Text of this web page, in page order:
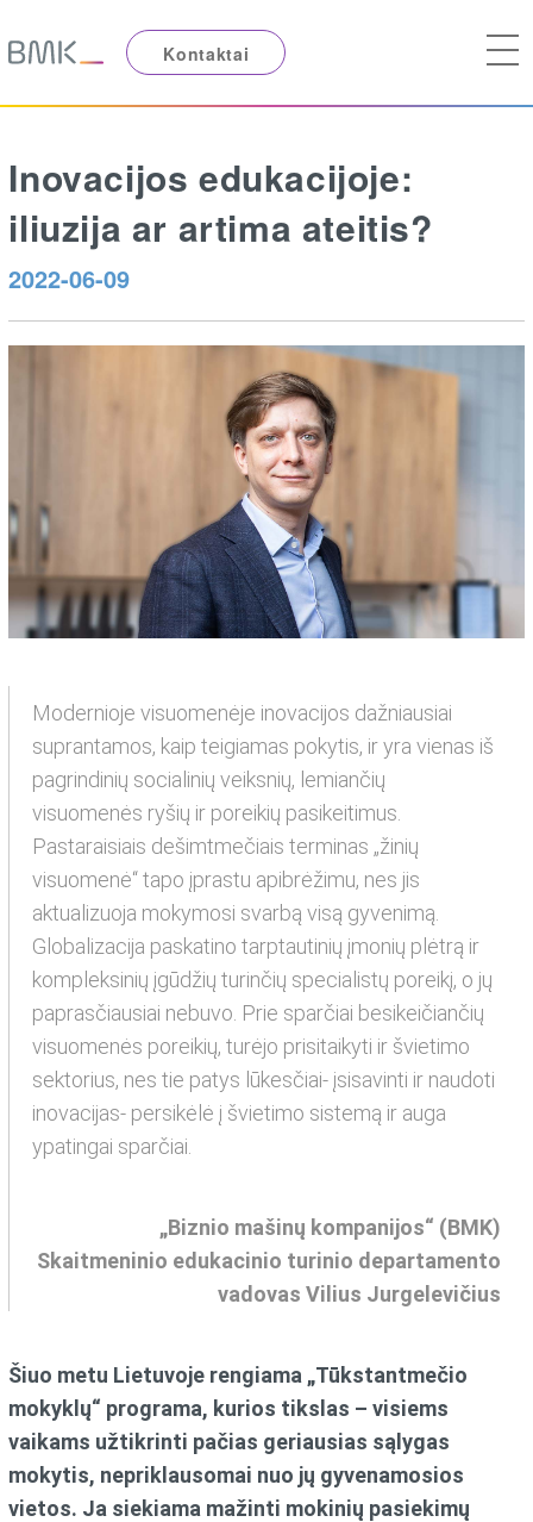
Kontaktai
Inovacijos edukacijoje:
iliuzija ar artima ateitis?
2022-06-09
Modernioje visuomenėje inovacijos dažniausiai
suprantamos, kaip teigiamas pokytis, ir yra vienas iš
pagrindinių socialinių veiksnių, lemiančių
visuomenės ryšių ir poreikių pasikeitimus.
Pastaraisiais dešimtmečiais terminas „žinių
visuomenė“ tapo įprastu apibrėžimu, nes jis
aktualizuoja mokymosi svarbą visą gyvenimą.
Globalizacija paskatino tarptautinių įmonių plėtrą ir
kompleksinių įgūdžių turinčių specialistų poreikį, o jų
paprasčiausiai nebuvo. Prie sparčiai besikeičiančių
visuomenės poreikių, turėjo prisitaikyti ir švietimo
sektorius, nes tie patys lūkesčiai- įsisavinti ir naudoti
inovacijas- persikėlė į švietimo sistemą ir auga
ypatingai sparčiai.
„Biznio mašinų kompanijos“ (BMK)
Skaitmeninio edukacinio turinio departamento
vadovas Vilius Jurgelevičius
Šiuo metu Lietuvoje rengiama „Tūkstantmečio
mokyklų“ programa, kurios tikslas – visiems
vaikams užtikrinti pačias geriausias sąlygas
mokytis, nepriklausomai nuo jų gyvenamosios
vietos. Ja siekiama mažinti mokinių pasiekimų